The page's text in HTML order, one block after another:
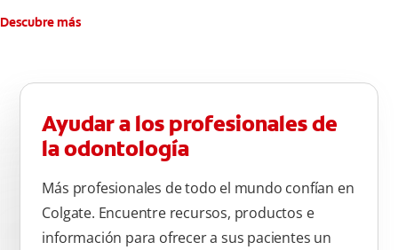
Descubre más
Ayudar a los profesionales de
la odontología
Más profesionales de todo el mundo confían en
Colgate. Encuentre recursos, productos e
información para ofrecer a sus pacientes un